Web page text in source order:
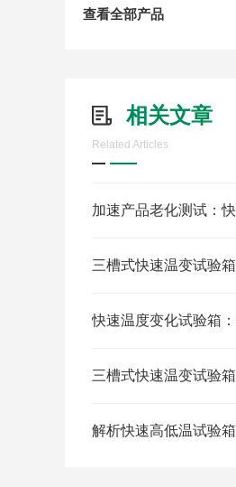
查看全部产品
相关文章
Related Articles